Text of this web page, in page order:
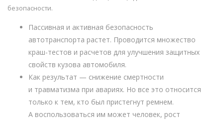
безопасности.
Пассивная и активная безопасность
автотранспорта растет. Проводится множество
краш-тестов и расчетов для улучшения защитных
свойств кузова автомобиля.
Как результат — снижение смертности
и травматизма при авариях. Но все это относится
только к тем, кто был пристегнут ремнем.
А воспользоваться им может человек, рост